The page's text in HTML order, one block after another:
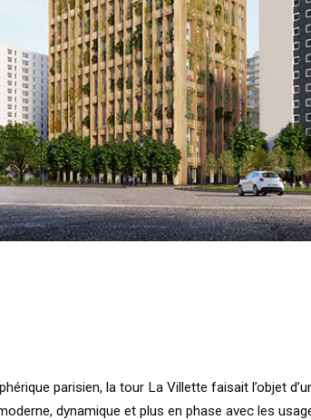
parisien, la tour La Villette faisait l’objet
dynamique et plus en phase avec les